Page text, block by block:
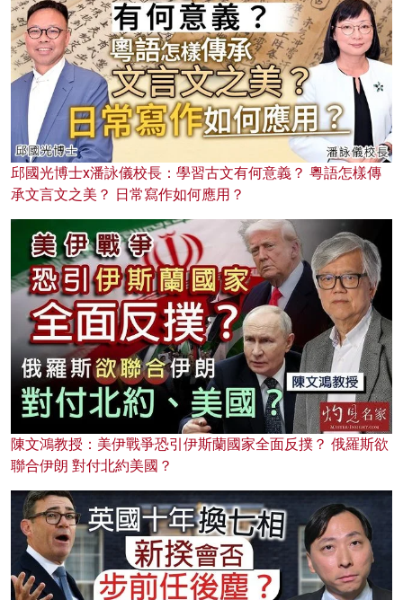
邱國光博士x潘詠儀校長：學習古文有何意義？ 粵語怎樣傳
承文言文之美？ 日常寫作如何應用？
陳文鴻教授：美伊戰爭恐引伊斯蘭國家全面反撲？ 俄羅斯欲
聯合伊朗 對付北約美國？